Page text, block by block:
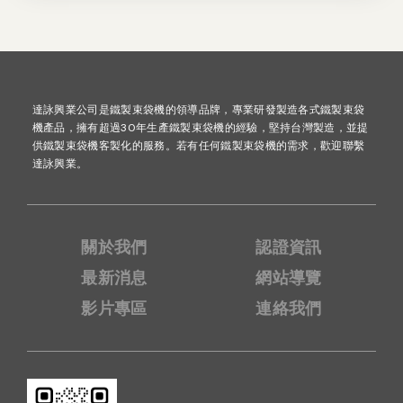
檢查封口機的易損耗部件，例如加熱線、特氟龍布和矽膠
條。 加熱線： 檢查加熱線是否完整無斷裂，表面是否有氧
化或積碳。如果發現損壞或老化，應及時更換。特氟龍布：
檢查特氟龍布表面是否平整、無破損或沾黏。如果發現破損
更換。 注意用電安全：避免潮濕和過載 確保封口機在乾燥
的環境中使用，避免潮濕，防止電路受潮短路。根據封口機
的額定功率使用電源，避免過載運行，損壞機器。不使用
時，應將封口機的電源插頭拔掉。 長期不使用時的存放：
口機耗材時，建議選擇原廠或信譽良好的供應商提供的高品
達詠興業公司是鐵製束袋機的領導品牌，專業研發製造各式鐵製束袋
機產品，擁有超過30年生產鐵製束袋機的經驗，堅持台灣製造，並提
供鐵製束袋機客製化的服務。若有任何鐵製束袋機的需求，歡迎聯繫
達詠興業。
關於我們
最新消息
影片專區
認證資訊
網站導覽
連絡我們